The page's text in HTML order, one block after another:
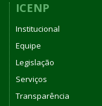
ICENP
Institucional
Equipe
Legislação
Serviços
Transparência